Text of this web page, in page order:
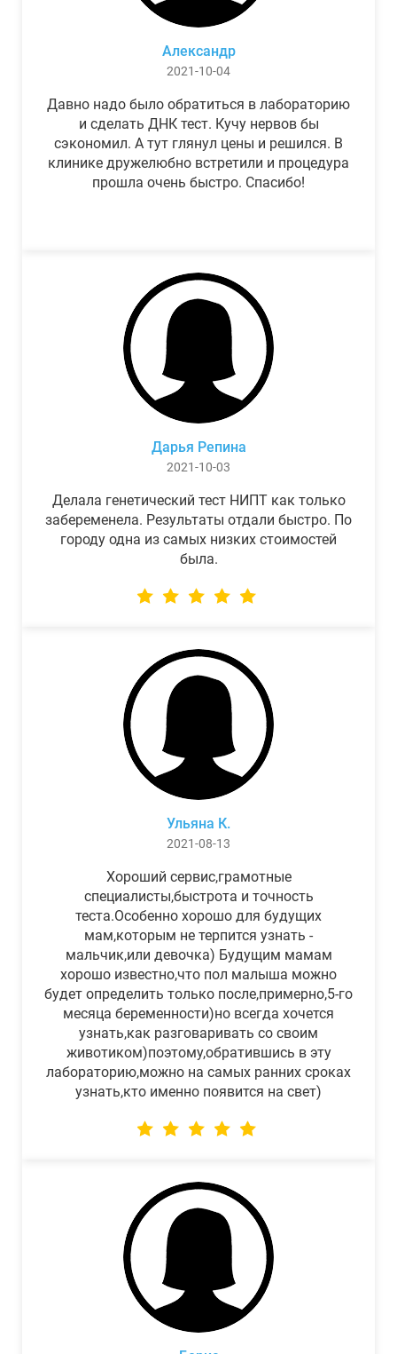
Александр
2021-10-04
Давно надо было обратиться в лабораторию
и сделать ДНК тест. Кучу нервов бы
сэкономил. А тут глянул цены и решился. В
клинике дружелюбно встретили и процедура
прошла очень быстро. Спасибо!
Дарья Репина
2021-10-03
Делала генетический тест НИПТ как только
забеременела. Результаты отдали быстро. По
городу одна из самых низких стоимостей
была.
Ульяна К.
2021-08-13
Хороший сервис,грамотные
специалисты,быстрота и точность
теста.Особенно хорошо для будущих
мам,которым не терпится узнать -
мальчик,или девочка) Будущим мамам
хорошо известно,что пол малыша можно
будет определить только после,примерно,5-го
месяца беременности)но всегда хочется
узнать,как разговаривать со своим
животиком)поэтому,обратившись в эту
лабораторию,можно на самых ранних сроках
узнать,кто именно появится на свет)